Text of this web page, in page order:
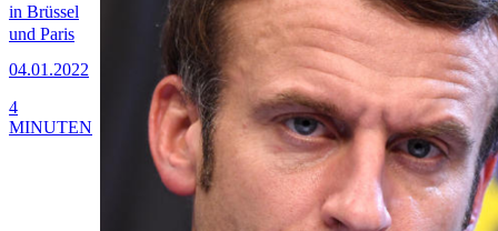
in Brüssel
und Paris
04.01.2022
4
MINUTEN